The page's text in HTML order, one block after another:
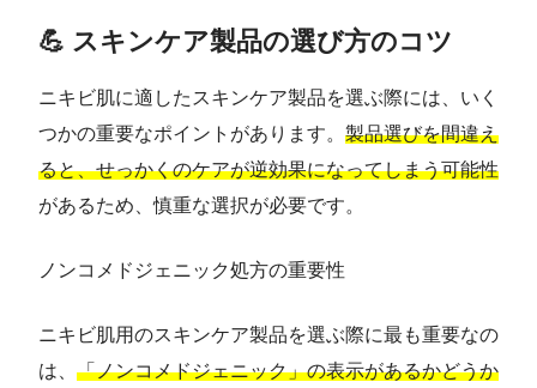
💪 スキンケア製品の選び方のコツ
ニキビ肌に適したスキンケア製品を選ぶ際には、いく
つかの重要なポイントがあります。 製品選びを間違え
ると、せっかくのケアが逆効果になってしまう可能性
があるため、慎重な選択が必要です。
ノンコメドジェニック処方の重要性
ニキビ肌用のスキンケア製品を選ぶ際に最も重要なの
は、 「ノンコメドジェニック」の表示があるかどうか